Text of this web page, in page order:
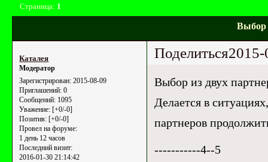
Выбор
Страница: 1
Поделиться
Каталея
Модератор
Зарегистрирован: 2015-08-09
Приглашений: 0
Сообщений: 1095
Уважение: [+0/-0]
Позитив: [+0/-0]
Провел на форуме:
1 день 12 часов
Последний визит:
2016-01-30 21:14:42
Выбор из двух
Делается в
партнеров
-----------4--5